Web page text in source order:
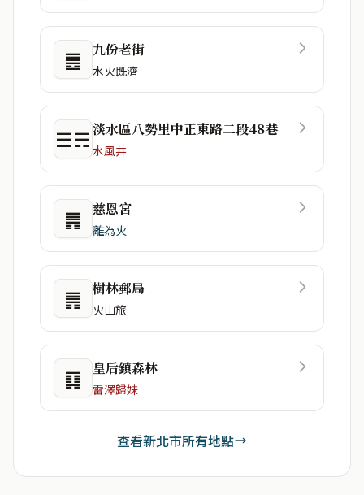
䷌ 九份老街
水火既濟
☰☴淡水區八勢里中正東路二段48巷
水風井
䷠ 慈恩宮
離為火
䷠ 樹林郵局
火山旅
䷃ 皇后鎮森林
雷澤歸妹
查看新北市所有地點